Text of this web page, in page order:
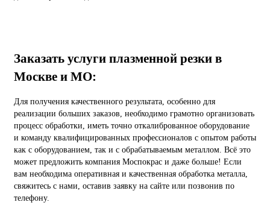
Заказать услуги плазменной резки в
Москве и МО:
Для получения качественного результата, особенно для
реализации больших заказов, необходимо грамотно организовать
процесс обработки, иметь точно откалиброванное оборудование
и команду квалифицированных профессионалов с опытом работы
как с оборудованием, так и с обрабатываемым металлом. Всё это
может предложить компания Моспокрас и даже больше! Если
вам необходима оперативная и качественная обработка металла,
свяжитесь с нами, оставив заявку на сайте или позвонив по
телефону.